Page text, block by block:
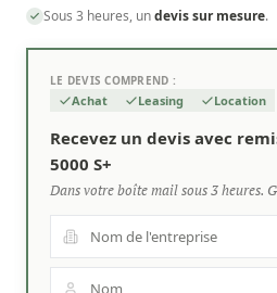
Sous 3 heures, undevis sur mesure.
LE DEVIS COMPREND :
Achat Leasing Location
Recevez un devis avec
5000 S+
Dans votre boîte mail sous 3 heures.